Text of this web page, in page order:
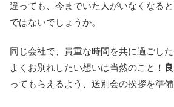
違っても、今までいた人がいなくなる
ではないでしょうか。
同じ会社で、貴重な時間を共に過ごし
よくお別れしたい想いは当然のこと！
ってもらえるよう、送別会の挨拶を準備